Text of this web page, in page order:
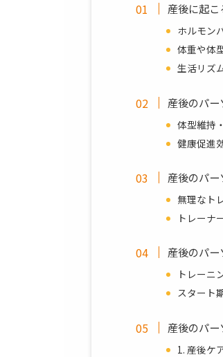
産後に起こ
ホルモン
体重や体
生活リズ
産後のパ
体型維持
健康促進
産後のパ
無理なト
トレーナ
産後のパ
トレーニ
スタート
産後のパ
1. 産後ケ